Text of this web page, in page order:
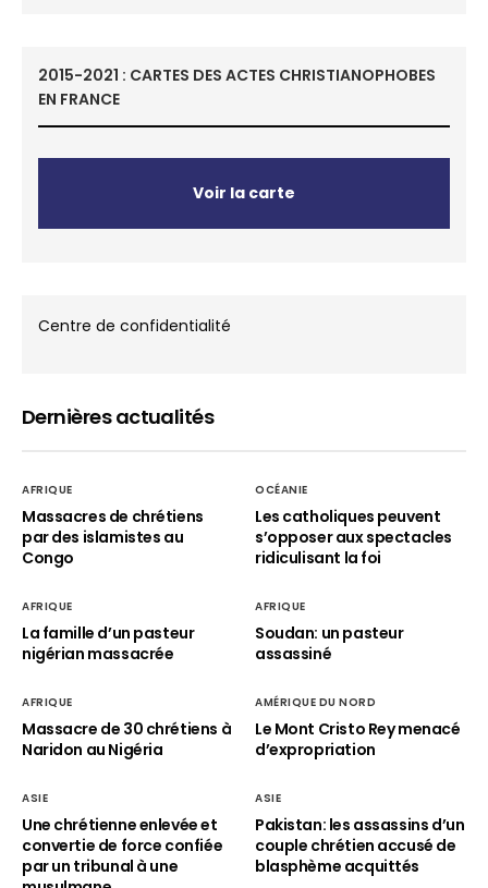
2015-2021 : CARTES DES ACTES CHRISTIANOPHOBES
EN FRANCE
Voir la carte
Centre de confidentialité
Dernières actualités
AFRIQUE
Massacres de chrétiens
par des islamistes au
Congo
OCÉANIE
Les catholiques peuvent
s’opposer aux spectacles
ridiculisant la foi
AFRIQUE
La famille d’un pasteur
nigérian massacrée
AFRIQUE
Soudan: un pasteur
assassiné
AFRIQUE
Massacre de 30 chrétiens à
Naridon au Nigéria
AMÉRIQUE DU NORD
Le Mont Cristo Rey menacé
d’expropriation
ASIE
Une chrétienne enlevée et
convertie de force confiée
par un tribunal à une
ASIE
Pakistan: les assassins d’un
couple chrétien accusé de
blasphème acquittés